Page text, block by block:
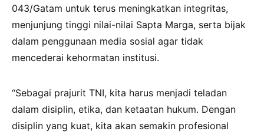
043/Gatam untuk terus meningkatkan integritas,
menjunjung tinggi nilai-nilai Sapta Marga, serta bijak
dalam penggunaan media sosial agar tidak
mencederai kehormatan institusi.
“Sebagai prajurit TNI, kita harus menjadi teladan
dalam disiplin, etika, dan ketaatan hukum. Dengan
disiplin yang kuat, kita akan semakin profesional